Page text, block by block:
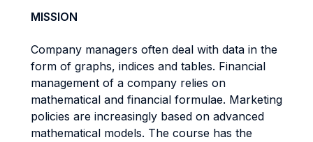
MISSION
Company managers often deal with data in the
form of graphs, indices and tables. Financial
management of a company relies on
mathematical and financial formulae. Marketing
policies are increasingly based on advanced
mathematical models. The course has the